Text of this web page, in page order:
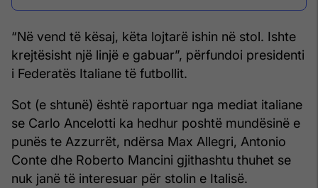
“Në vend të kësaj, këta lojtarë ishin në stol. Ishte
krejtësisht një linjë e gabuar”, përfundoi presidenti
i Federatës Italiane të futbollit.
Sot (e shtunë) është raportuar nga mediat italiane
se Carlo Ancelotti ka hedhur poshtë mundësinë e
punës te Azzurrët, ndërsa Max Allegri, Antonio
Conte dhe Roberto Mancini gjithashtu thuhet se
nuk janë të interesuar për stolin e Italisë.